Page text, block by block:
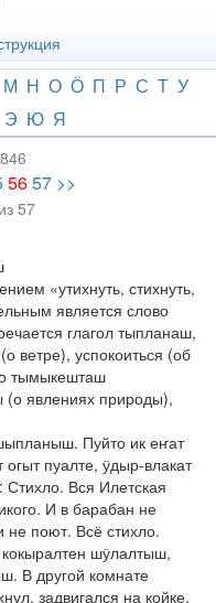
М Н О Ӧ П Р С Т У
Э Ю Я
5657 >>
57
«утихнуть, стихнуть,
является слово
глагол тыпланаш,
ветре), успокоиться (об
тымыкешташ
(о явлениях природы),
Пуйто ик еҥат
пуалте, ӱдыр-влакат
Вся Илетская
И в барабан не
не поют. Всё стихло.
шӱлалтыш,
В другой комнате
задвигался на койке,